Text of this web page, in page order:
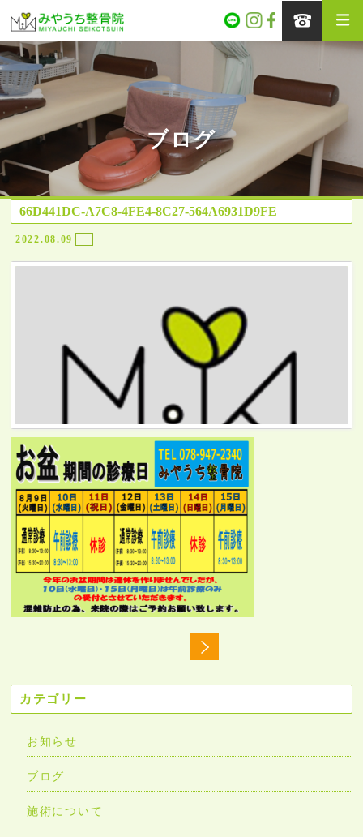
ブログ
66D441DC-A7C8-4FE4-8C27-564A6931D9FE
2022.08.09
カテゴリー
お知らせ
ブログ
施術について